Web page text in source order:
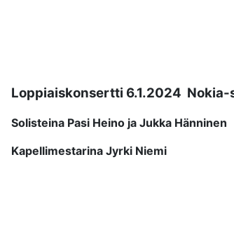
Loppiaiskonsertti 6.1.2024 Nokia-
Solisteina Pasi Heino ja Jukka Hänninen
Kapellimestarina Jyrki Niemi